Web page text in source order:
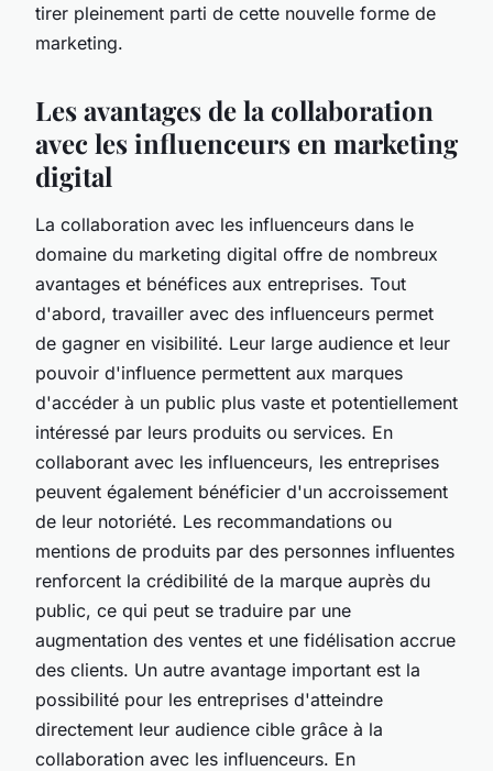
tirer pleinement parti de cette nouvelle forme de
marketing.
Les avantages de la collaboration
avec les influenceurs en marketing
digital
La collaboration avec les influenceurs dans le
domaine du marketing digital offre de nombreux
avantages et bénéfices aux entreprises. Tout
d'abord, travailler avec des influenceurs permet
de gagner en visibilité. Leur large audience et leur
pouvoir d'influence permettent aux marques
d'accéder à un public plus vaste et potentiellement
intéressé par leurs produits ou services. En
collaborant avec les influenceurs, les entreprises
peuvent également bénéficier d'un accroissement
de leur notoriété. Les recommandations ou
mentions de produits par des personnes influentes
renforcent la crédibilité de la marque auprès du
public, ce qui peut se traduire par une
augmentation des ventes et une fidélisation accrue
des clients. Un autre avantage important est la
possibilité pour les entreprises d'atteindre
directement leur audience cible grâce à la
collaboration avec les influenceurs. En